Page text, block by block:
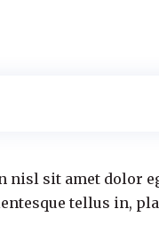
nisl sit amet dolor
tellus in,